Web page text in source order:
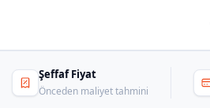
Şeffaf Fiyat
Önceden maliyet tahmini